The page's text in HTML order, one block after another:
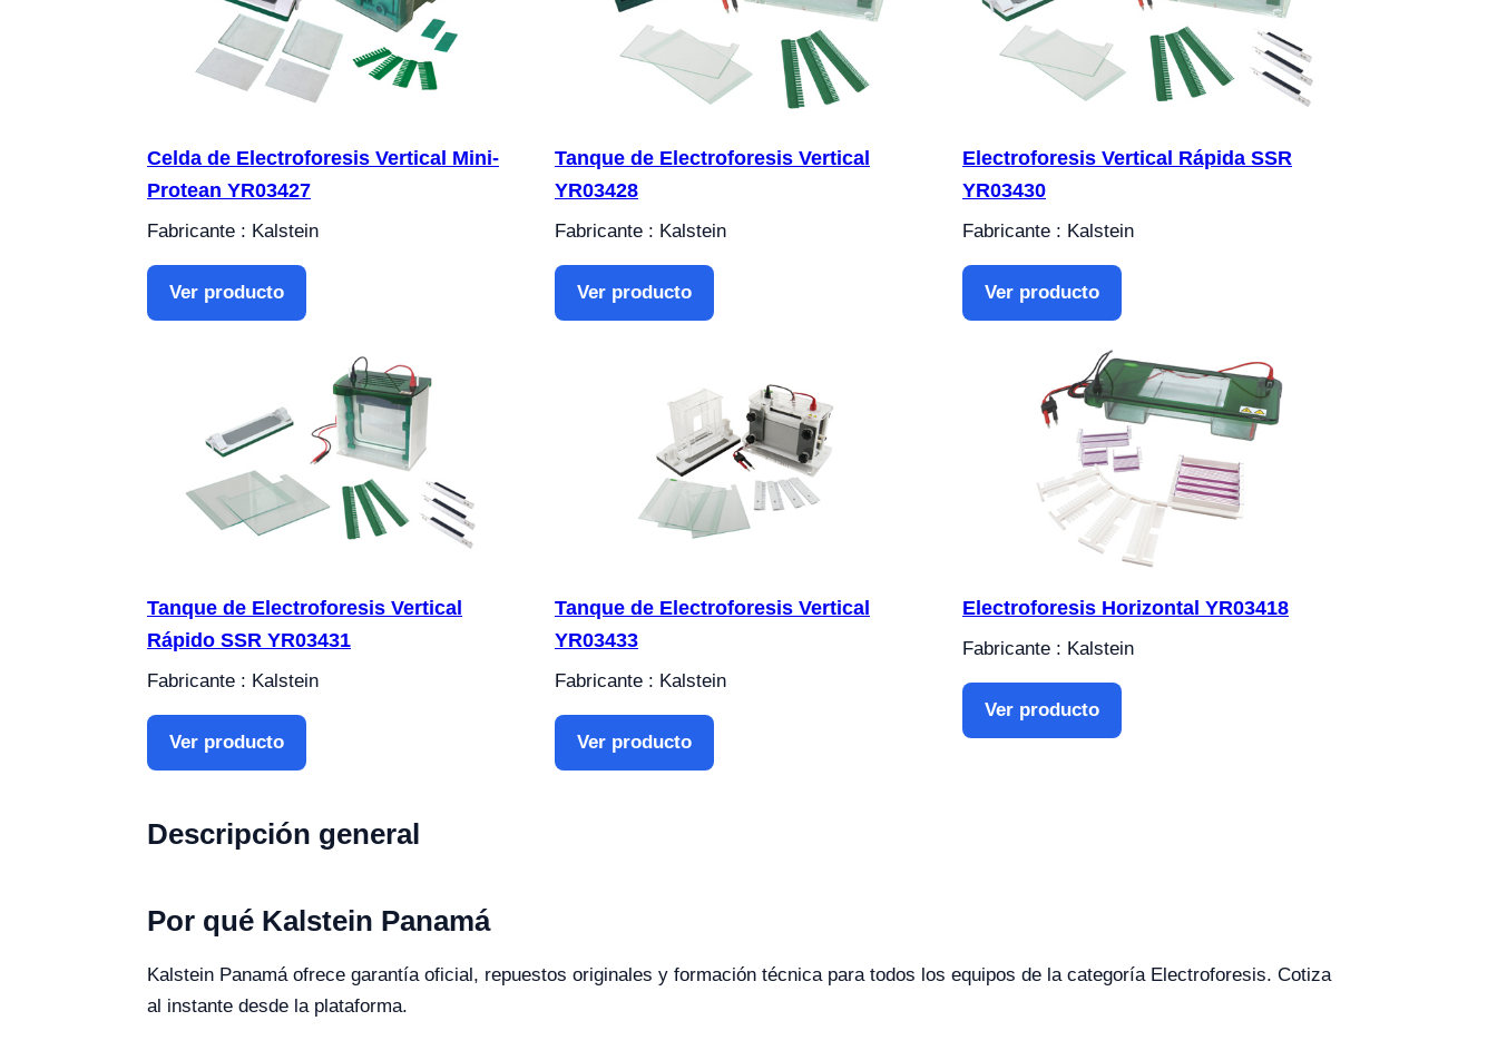
Celda de Electroforesis Vertical Mini-
Protean YR03427
Fabricante : Kalstein
Ver producto
Tanque de Electroforesis Vertical
YR03428
Fabricante : Kalstein
Ver producto
Electroforesis Vertical Rápida SSR
YR03430
Fabricante : Kalstein
Ver producto
Tanque de Electroforesis Vertical
Rápido SSR YR03431
Fabricante : Kalstein
Ver producto
Tanque de Electroforesis Vertical
YR03433
Fabricante : Kalstein
Ver producto
Electroforesis Horizontal YR03418
Fabricante : Kalstein
Ver producto
Descripción general
Por qué Kalstein Panamá
Kalstein Panamá ofrece garantía oficial, repuestos originales y formación técnica para todos los equipos de la categoría Electroforesis. Cotiza
al instante desde la plataforma.